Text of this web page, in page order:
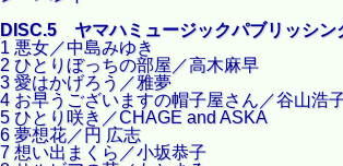
DISC.5 ヤマハミュージックパブリッシン
1 悪女／中島みゆき
2 ひとりぼっちの部屋／高木麻早
3 愛はかげろう／雅夢
4 お早うございますの帽子屋さん／谷山浩
5 ひとり咲き／CHAGE and ASKA
6 夢想花／円 広志
7 想い出まくら／小坂恭子